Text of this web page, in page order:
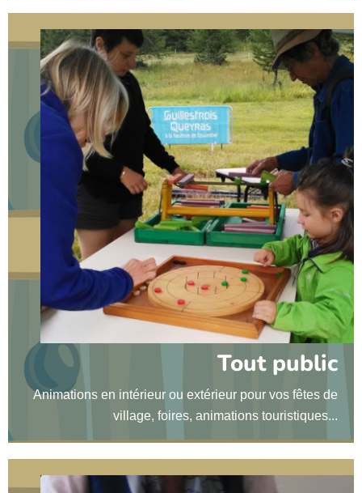
Tout public
Animations en intérieur ou extérieur pour vos fêtes de
village, foires, animations touristiques...